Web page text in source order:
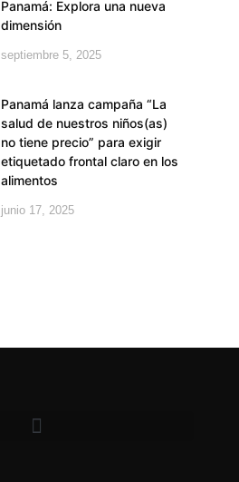
Panamá: Explora una nueva
dimensión
septiembre 5, 2025
Panamá lanza campaña “La
salud de nuestros niños(as)
no tiene precio” para exigir
etiquetado frontal claro en los
alimentos
junio 17, 2025